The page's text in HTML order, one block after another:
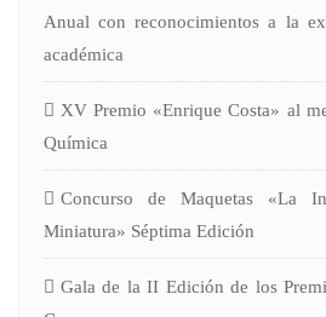
Anual con reconocimientos a la
académica
XV Premio «Enrique Costa» al
Química
Concurso de Maquetas «La
Miniatura» Séptima Edición
Gala de la II Edición de los